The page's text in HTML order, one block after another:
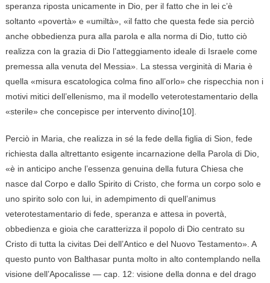
speranza riposta unicamente in Dio, per il fatto che in lei c’è
soltanto «povertà» e «umiltà», «il fatto che questa fede sia perciò
anche obbedienza pura alla parola e alla norma di Dio, tutto ciò
realizza con la grazia di Dio l’atteggiamento ideale di Israele come
premessa alla venuta del Messia». La stessa verginità di Maria è
quella «misura escatologica colma fino all’orlo» che rispecchia non i
motivi mitici dell’ellenismo, ma il modello veterotestamentario della
«sterile» che concepisce per intervento divino[10].
Perciò in Maria, che realizza in sé la fede della figlia di Sion, fede
richiesta dalla altrettanto esigente incarnazione della Parola di Dio,
«è in anticipo anche l’essenza genuina della futura Chiesa che
nasce dal Corpo e dallo Spirito di Cristo, che forma un corpo solo e
uno spirito solo con lui, in adempimento di quell’animus
veterotestamentario di fede, speranza e attesa in povertà,
obbedienza e gioia che caratterizza il popolo di Dio centrato su
Cristo di tutta la civitas Dei dell’Antico e del Nuovo Testamento». A
questo punto von Balthasar punta molto in alto contemplando nella
visione dell’Apocalisse — cap. 12: visione della donna e del drago